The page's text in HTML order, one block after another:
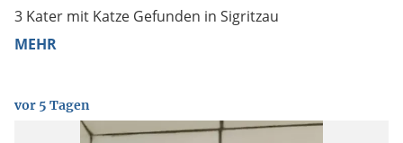
3 Kater mit Katze Gefunden in Sigritzau
MEHR
vor 5 Tagen